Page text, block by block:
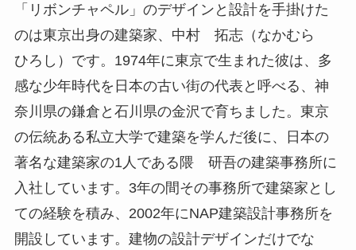
「リボンチャペル」のデザインと設計を手掛けた
のは東京出身の建築家、中村 拓志（なかむら
ひろし）です。1974年に東京で生まれた彼は、多
感な少年時代を日本の古い街の代表と呼べる、神
奈川県の鎌倉と石川県の金沢で育ちました。東京
の伝統ある私立大学で建築を学んだ後に、日本の
著名な建築家の1人である隈 研吾の建築事務所に
入社しています。3年の間その事務所で建築家とし
ての経験を積み、2002年にNAP建築設計事務所を
開設しています。建物の設計デザインだけでな